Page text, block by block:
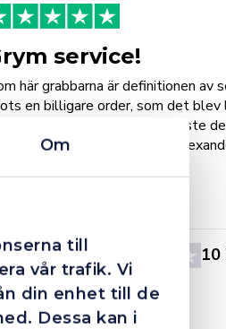
Om
till
vår trafik. Vi
din enhet till de
Dessa kan i
4.4 10
service!
här grabbarna är definitionen av
en billigare order, som det
dom blixtsnabbt och löste
Hade kontakt med